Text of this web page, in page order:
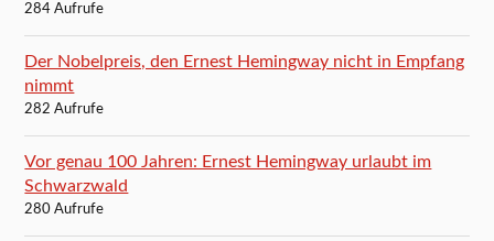
284 Aufrufe
Der Nobelpreis, den Ernest Hemingway nicht in Empfang
nimmt
282 Aufrufe
Vor genau 100 Jahren: Ernest Hemingway urlaubt im
Schwarzwald
280 Aufrufe